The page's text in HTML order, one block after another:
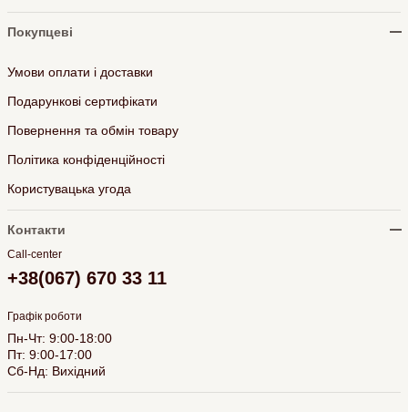
Покупцеві
Умови оплати і доставки
Подарункові сертифікати
Повернення та обмін товару
Політика конфіденційності
Користувацька угода
Контакти
Call-center
+38(067) 670 33 11
Графік роботи
Пн-Чт: 9:00-18:00
Пт: 9:00-17:00
Сб-Нд: Вихідний